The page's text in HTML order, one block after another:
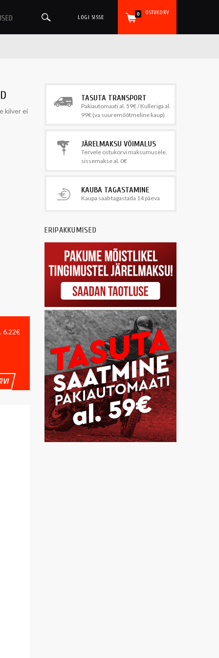
OSTUKORV
0
LOGI SISSE
TASUTA TRANSPORT
Pakiautomaati al. 59€ / Kulleriga al.
99€ (va suuremõõtmeline kaup)
JÄRELMAKSU VÕIMALUS
Tervele ostukorvi maksumusele,
sissemakse al. 0€
KAUBA TAGASTAMINE
Kaupa saab tagastada 14 päeva
ERIPAKKUMISED
kiiver ei
6.22€